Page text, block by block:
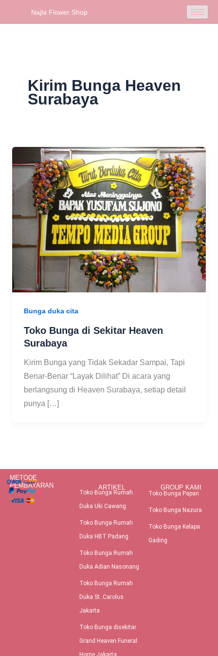
Najla Flower Shop
Kirim Bunga Heaven
Surabaya
Bunga duka cita
Toko Bunga di Sekitar Heaven
Surabaya
Kirim Bunga yang Tidak Sekadar Sampai, Tapi
Benar-Benar “Layak Dilihat” Di acara yang
berlangsung di Heaven Surabaya, setiap detail
punya […]
METODE
PEMBAYARAN
ARTIKEL
Toko Bunga Rumah
Duka Uki Cawang
Toko Bunga Rumah
Duka HBT Padang
Toko Bunga Rumah
Duka Adian Nasonang
Toko Bunga Rumah
Duka St. Carolus
Jakarta
Toko Bunga disekitar
Grand Heaven Funeral
Home Jakarta
GROUP KAMI
Toko Bunga Papan
Toko Bunga Nazura
Toko Bunga Kelapa
Gading